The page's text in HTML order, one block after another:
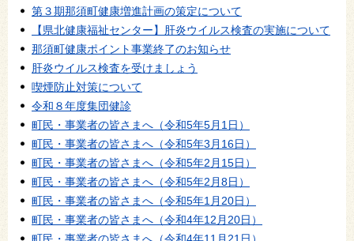
第３期那須町健康増進計画の策定について
【県北健康福祉センター】肝炎ウイルス検査の実施について
那須町健康ポイント事業終了のお知らせ
肝炎ウイルス検査を受けましょう
喫煙防止対策について
令和８年度集団健診
町民・事業者の皆さまへ（令和5年5月1日）
町民・事業者の皆さまへ（令和5年3月16日）
町民・事業者の皆さまへ（令和5年2月15日）
町民・事業者の皆さまへ（令和5年2月8日）
町民・事業者の皆さまへ（令和5年1月20日）
町民・事業者の皆さまへ（令和4年12月20日）